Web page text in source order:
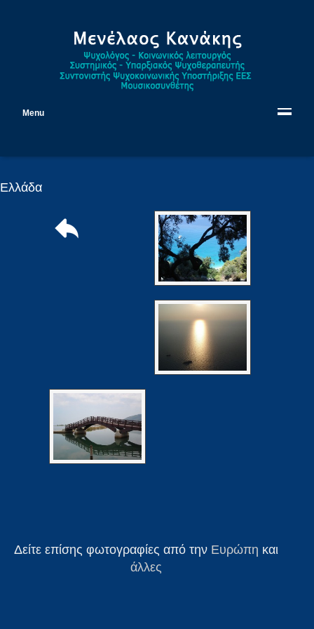
Menu
Ελλάδα
Δείτε επίσης φωτογραφίες από την Ευρώπη και
άλλες